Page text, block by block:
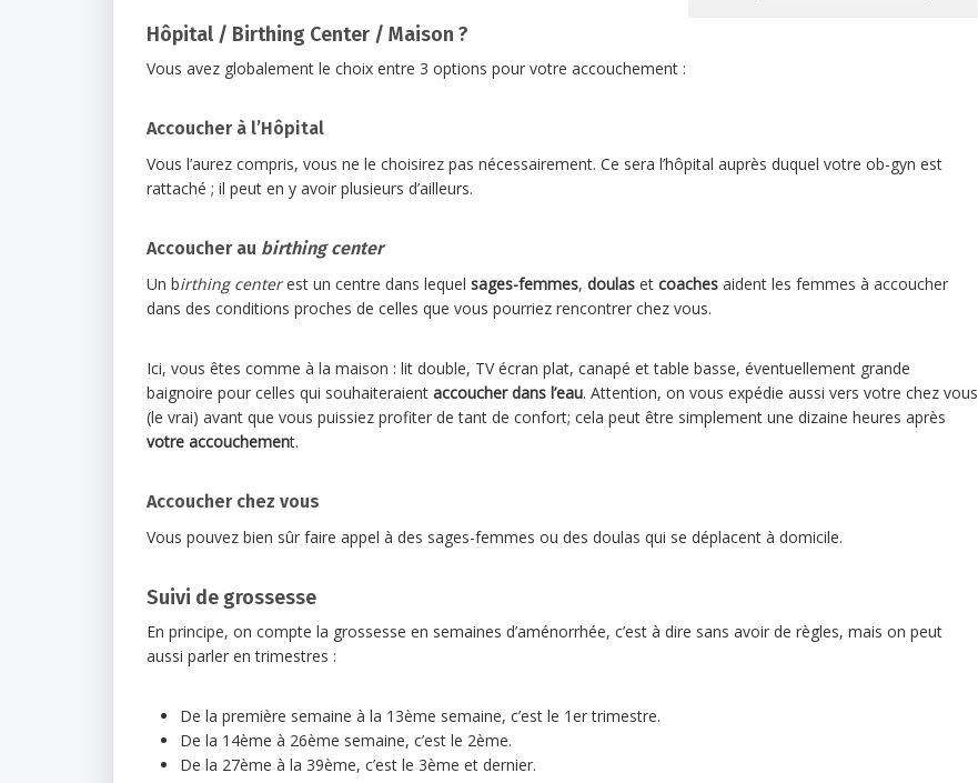
Hôpital / Birthing Center / Maison ?
Vous avez globalement le choix entre 3 options pour votre accouchement :
Accoucher à l’Hôpital
Vous l’aurez compris, vous ne le choisirez pas nécessairement. Ce sera l’hôpital auprès duquel votre ob-gyn est
rattaché ; il peut en y avoir plusieurs d’ailleurs.
Accoucher au birthing center
Un birthing centerest un centre dans lequel sages-femmes, doulas et coaches aident les femmes à accoucher
dans des conditions proches de celles que vous pourriez rencontrer chez vous.
Ici, vous êtes comme à la maison : lit double, TV écran plat, canapé et table basse, éventuellement grande
baignoire pour celles qui souhaiteraient accoucher dans l’eau. Attention, on vous expédie aussi vers votre chez vous
(le vrai) avant que vous puissiez profiter de tant de confort; cela peut être simplement une dizaine heures après
votre accouchement.
Accoucher chez vous
Vous pouvez bien sûr faire appel à des sages-femmes ou des doulas qui se déplacent à domicile.
Suivi de grossesse
En principe, on compte la grossesse en semaines d’aménorrhée, c’est à dire sans avoir de règles, mais on peut
aussi parler en trimestres :
De la première semaine à la 13ème semaine, c’est le 1er trimestre.
De la 14ème à 26ème semaine, c’est le 2ème.
De la 27ème à la 39ème, c’est le 3ème et dernier.